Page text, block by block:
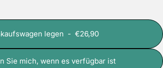
legen -€26,90
Sie mich, wenn es verfügbar ist